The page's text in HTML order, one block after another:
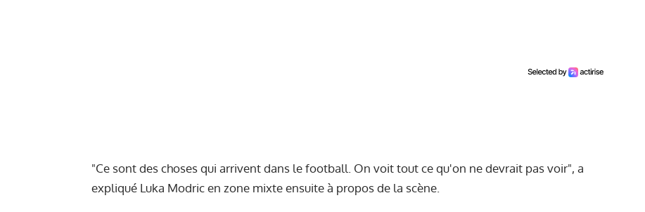
"Ce sont des choses qui arrivent dans le football. On voit tout ce qu'on ne devrait pas voir", a
expliqué Luka Modric en zone mixte ensuite à propos de la scène.